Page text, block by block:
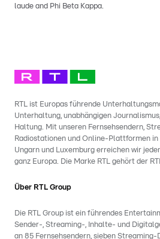
laude and Phi Beta Kappa.
RTL ist Europas führende
Unterhaltung, unabhängigen
Haltung. Mit unseren Fernsehsendern,
Radiostationen und Online-Plattformen in
Ungarn und Luxemburg erreichen wir
ganz Europa. Die Marke RTL gehört der
Über RTL Group
Die RTL Group ist ein führendes
Sender-, Streaming-, Inhalte- und
an 85 Fernsehsendern, sieben Streaming-